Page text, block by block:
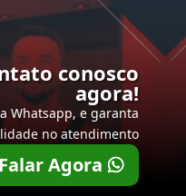
conosco
agora!
Whatsapp, e garanta
no atendimento
Falar Agora